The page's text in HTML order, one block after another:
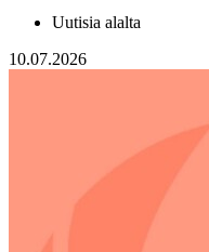
Uutisia alalta
10.07.2026